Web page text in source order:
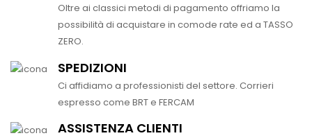
Oltre ai classici metodi di pagamento offriamo la
possibilità di acquistare in comode rate ed a TASSO
ZERO.
SPEDIZIONI
Ci affidiamo a professionisti del settore. Corrieri
espresso come BRT e FERCAM
ASSISTENZA CLIENTI